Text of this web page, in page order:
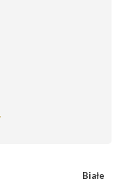
Białe